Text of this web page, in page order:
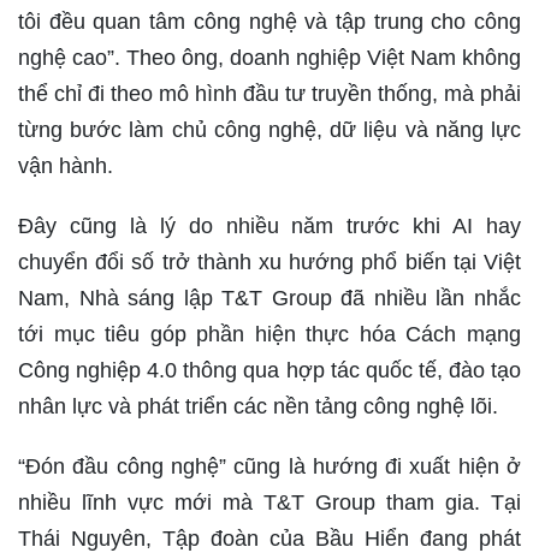
tôi đều quan tâm công nghệ và tập trung cho công
nghệ cao”. Theo ông, doanh nghiệp Việt Nam không
thể chỉ đi theo mô hình đầu tư truyền thống, mà phải
từng bước làm chủ công nghệ, dữ liệu và năng lực
vận hành.
Đây cũng là lý do nhiều năm trước khi AI hay
chuyển đổi số trở thành xu hướng phổ biến tại Việt
Nam, Nhà sáng lập T&T Group đã nhiều lần nhắc
tới mục tiêu góp phần hiện thực hóa Cách mạng
Công nghiệp 4.0 thông qua hợp tác quốc tế, đào tạo
nhân lực và phát triển các nền tảng công nghệ lõi.
“Đón đầu công nghệ” cũng là hướng đi xuất hiện ở
nhiều lĩnh vực mới mà T&T Group tham gia. Tại
Thái Nguyên, Tập đoàn của Bầu Hiển đang phát